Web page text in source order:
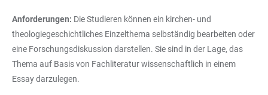
Anforderungen: Die Studieren können ein kirchen- und
theologiegeschichtliches Einzelthema selbständig bearbeiten oder
eine Forschungsdiskussion darstellen. Sie sind in der Lage, das
Thema auf Basis von Fachliteratur wissenschaftlich in einem
Essay darzulegen.